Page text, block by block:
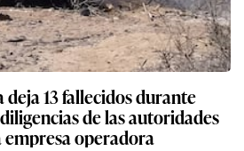
deja 13 fallecidos durante
de las autoridades
empresa operadora